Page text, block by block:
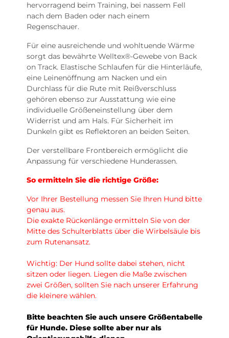
hervorragend beim Training, bei nassem Fell
nach dem Baden oder nach einem
Regenschauer.
Für eine ausreichende und wohltuende Wärme
sorgt das bewährte Welltex®-Gewebe von Back
on Track. Elastische Schlaufen für die Hinterläufe,
eine Leinenöffnung am Nacken und ein
Durchlass für die Rute mit Reißverschluss
gehören ebenso zur Ausstattung wie eine
individuelle Größeneinstellung über dem
Widerrist und am Hals. Für Sicherheit im
Dunkeln gibt es Reflektoren an beiden Seiten.
Der verstellbare Frontbereich ermöglicht die
Anpassung für verschiedene Hunderassen.
So ermitteln Sie die richtige Größe:
Vor Ihrer Bestellung messen Sie Ihren Hund bitte
genau aus.
Die exakte Rückenlänge ermitteln Sie von der
Mitte des Schulterblatts über die Wirbelsäule bis
zum Rutenansatz.
Wichtig: Der Hund sollte dabei stehen, nicht
sitzen oder liegen. Liegen die Maße zwischen
zwei Größen, sollten Sie nach unserer Erfahrung
die kleinere wählen.
Bitte beachten Sie auch unsere Größentabelle
für Hunde. Diese sollte aber nur als